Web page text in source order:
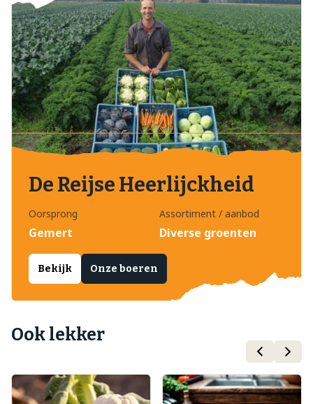
De Reijse Heerlijckheid
Oorsprong
Gemert
Assortiment / aanbod
Diverse groenten
Bekijk Onze boeren
Ook lekker